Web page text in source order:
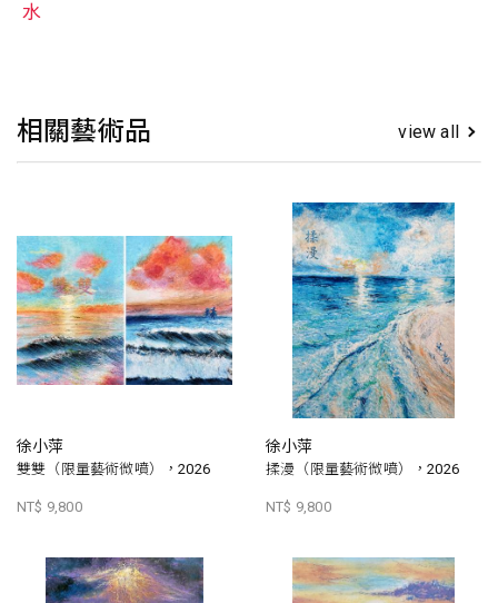
水
相關藝術品 view all
徐小萍
雙雙（限量藝術微噴），2026
NT$ 9,800
徐小萍
揉漫（限量藝術微噴），2026
NT$ 9,800